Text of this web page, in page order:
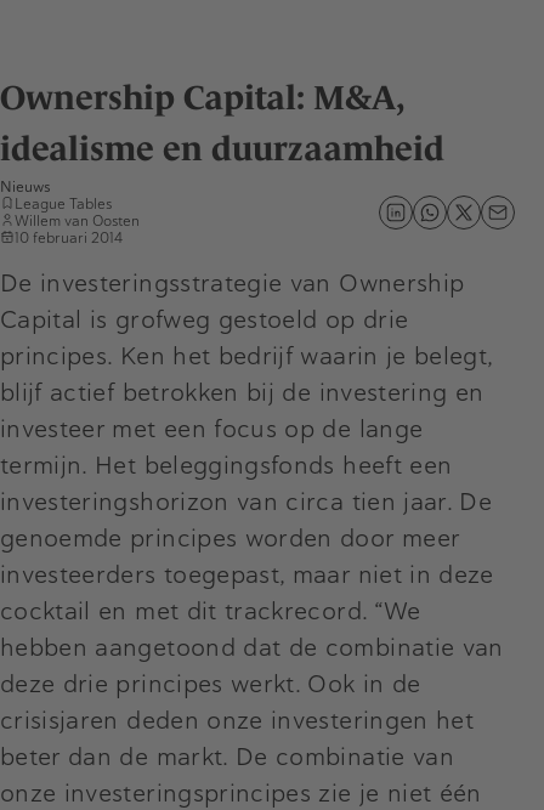
Ownership Capital: M&A,
idealisme en duurzaamheid
Nieuws
League Tables
Willem van Oosten
10 februari 2014
De investeringsstrategie van Ownership
Capital is grofweg gestoeld op drie
principes. Ken het bedrijf waarin je belegt,
blijf actief betrokken bij de investering en
investeer met een focus op de lange
termijn. Het beleggingsfonds heeft een
investeringshorizon van circa tien jaar. De
genoemde principes worden door meer
investeerders toegepast, maar niet in deze
cocktail en met dit trackrecord. “We
hebben aangetoond dat de combinatie van
deze drie principes werkt. Ook in de
crisisjaren deden onze investeringen het
beter dan de markt. De combinatie van
onze investeringsprincipes zie je niet één